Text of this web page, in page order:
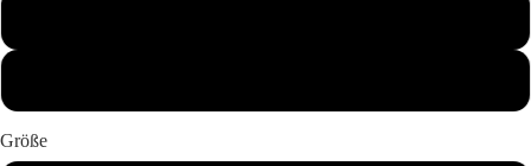
Kollektionen
Größe